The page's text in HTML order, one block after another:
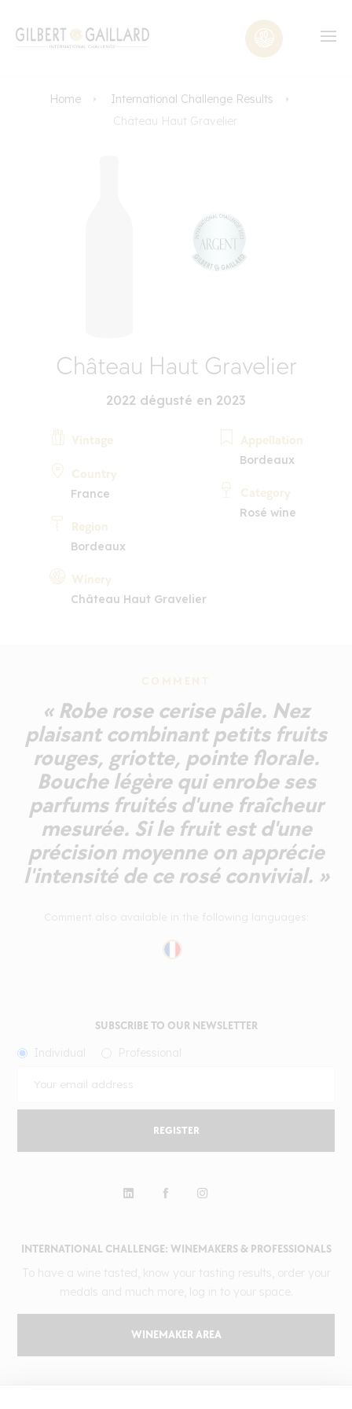
Home
International Challenge Results
Château Haut Gravelier
Château Haut Gravelier
2022 dégusté en 2023
Vintage
Country
France
Region
Bordeaux
Winery
Château Haut Gravelier
Appellation
Bordeaux
Category
Rosé wine
COMMENT
« Robe rose cerise pâle. Nez
plaisant combinant petits fruits
rouges, griotte, pointe florale.
Bouche légère qui enrobe ses
parfums fruités d'une fraîcheur
mesurée. Si le fruit est d'une
précision moyenne on apprécie
l'intensité de ce rosé convivial. »
INTERNATIONAL CHALLENGE: WINEMAKERS & PROFESSIONALS
WINEMAKER AREA
SUBSCRIBE TO OUR NEWSLETTER
REGISTER